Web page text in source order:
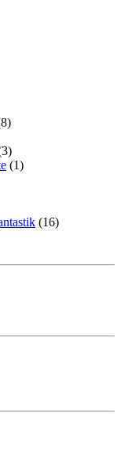
(1)
(16)